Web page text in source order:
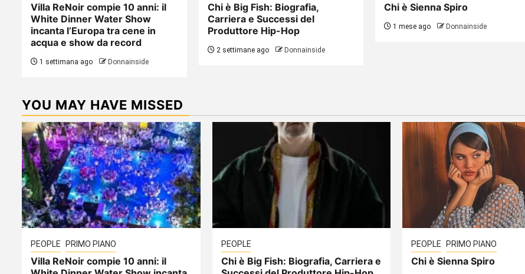
Villa ReNoir compie 10 anni: il
White Dinner Water Show
incanta l’Europa tra cene in
acqua e show da record
1 settimana ago Donnainside
Chi è Big Fish: Biografia,
Carriera e Successi del
Produttore Hip-Hop
2 settimane ago Donnainside
Chi è Sienna Spiro
1 mese ago Donnainside
YOU MAY HAVE MISSED
PEOPLE PRIMO PIANO
Villa ReNoir compie 10 anni: il
PEOPLE
Chi è Big Fish: Biografia, Carriera e
PEOPLE PRIMO PIANO
Chi è Sienna Spiro